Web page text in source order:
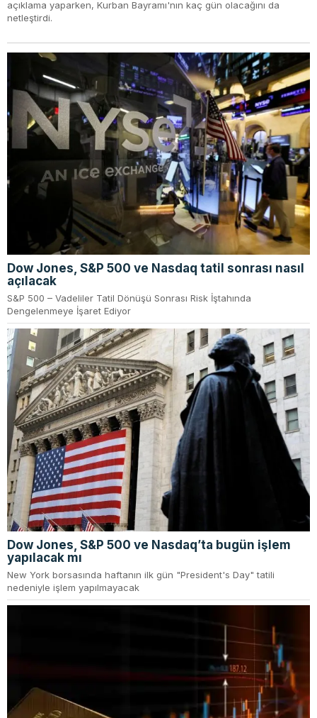
açıklama yaparken, Kurban Bayramı'nın kaç gün olacağını da
netleştirdi.
Dow Jones, S&P 500 ve Nasdaq tatil sonrası nasıl
açılacak
S&P 500 – Vadeliler Tatil Dönüşü Sonrası Risk İştahında
Dengelenmeye İşaret Ediyor
Dow Jones, S&P 500 ve Nasdaq’ta bugün işlem
yapılacak mı
New York borsasında haftanın ilk gün "President's Day" tatili
nedeniyle işlem yapılmayacak